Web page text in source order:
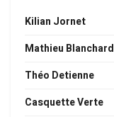
Kilian Jornet
Mathieu Blanchard
Théo Detienne
Casquette Verte